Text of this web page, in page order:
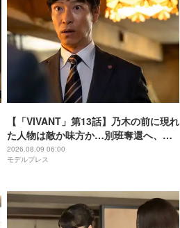
【「VIVANT」第13話】乃木の前に現れ
た人物は敵か味方か…別班奪還へ、事
件の首謀者は？
2026.08.09 06:00
モデルプレス